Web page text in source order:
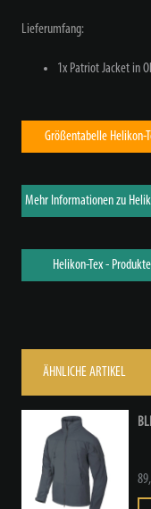
Lieferumfang:
1x Patriot Jacket in
Größentabelle Helikon-
Mehr Informationen zu
Helikon-Tex - Produkte
ÄHNLICHE ARTIKEL